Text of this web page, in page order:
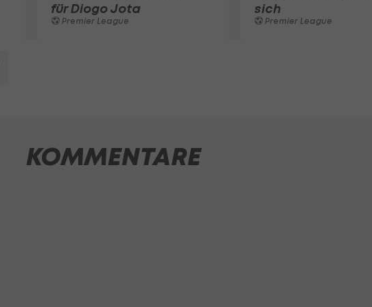
für Diogo Jota
Premier League
sich
Premier League
KOMMENTARE